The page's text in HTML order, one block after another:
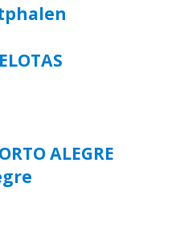
ALEGRE